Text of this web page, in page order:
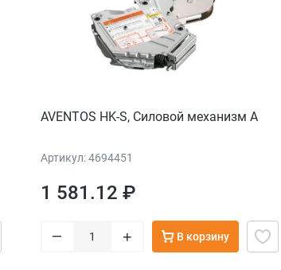
AVENTOS HK-S, Силовой механизм А
Артикул: 4694451
1 581.12 ₽
– + В корзину